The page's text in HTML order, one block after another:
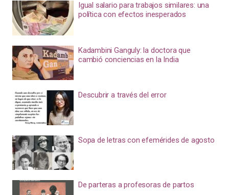
Igual salario para trabajos similares: una
política con efectos inesperados
Kadambini Ganguly: la doctora que
cambió conciencias en la India
Descubrir a través del error
Sopa de letras con efemérides de agosto
De parteras a profesoras de partos